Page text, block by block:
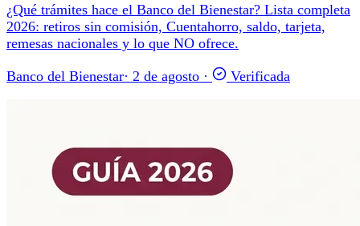
¿Qué trámites hace el Banco del Bienestar? Lista completa
2026: retiros sin comisión, Cuentahorro, saldo, tarjeta,
remesas nacionales y lo que NO ofrece.
Banco del Bienestar· 2 de agosto · Verificada